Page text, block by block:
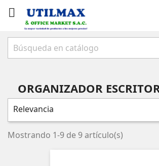

ORGANIZADOR
Relevancia
Mostrando 1-9 de 9 artículo(s)